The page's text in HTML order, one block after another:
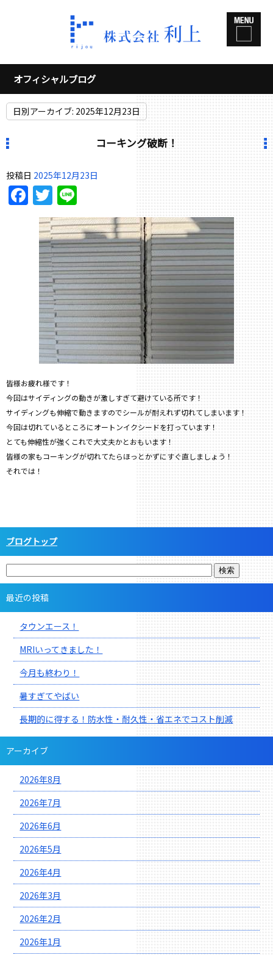
オフィシャルブログ
日別アーカイブ: 2025年12月23日
コーキング破断！
投稿日 2025年12月23日
Facebook
Twitter
皆様お疲れ様です！
今回はサイディングの動きが激しすぎて避けている所です！
サイディングも伸縮で動きますのでシールが耐えれず切れてしまいます！
今回は切れているところにオートンイクシードを打っています！
とても伸縮性が強くこれで大丈夫かとおもいます！
皆様の家もコーキングが切れてたらほっとかずにすぐ直しましょう！
それでは！
ブログトップ
最近の投稿
タウンエース！
MRIいってきました！
今月も終わり！
暑すぎてやばい
長期的に得する！防水性・耐久性・省エネでコスト削減
アーカイブ
2026年8月
2026年7月
2026年6月
2026年5月
2026年4月
2026年3月
2026年2月
2026年1月